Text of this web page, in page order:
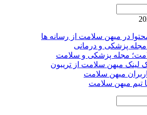
در میهن سلامت از رسانه ها
پزشکی و درمانی
مجله پزشکی و سلامت
لینک میهن سلامت از تریبون
میهن سلامت
تیم میهن سلامت